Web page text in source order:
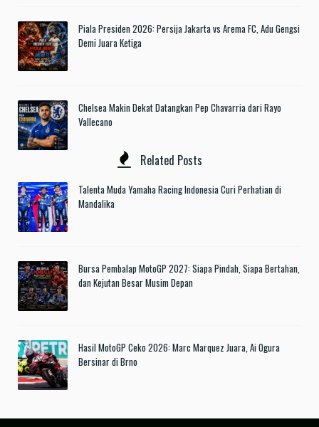
Piala Presiden 2026: Persija Jakarta vs Arema FC, Adu Gengsi
Demi Juara Ketiga
Chelsea Makin Dekat Datangkan Pep Chavarria dari Rayo
Vallecano
Related Posts
Talenta Muda Yamaha Racing Indonesia Curi Perhatian di
Mandalika
Bursa Pembalap MotoGP 2027: Siapa Pindah, Siapa Bertahan,
dan Kejutan Besar Musim Depan
Hasil MotoGP Ceko 2026: Marc Marquez Juara, Ai Ogura
Bersinar di Brno